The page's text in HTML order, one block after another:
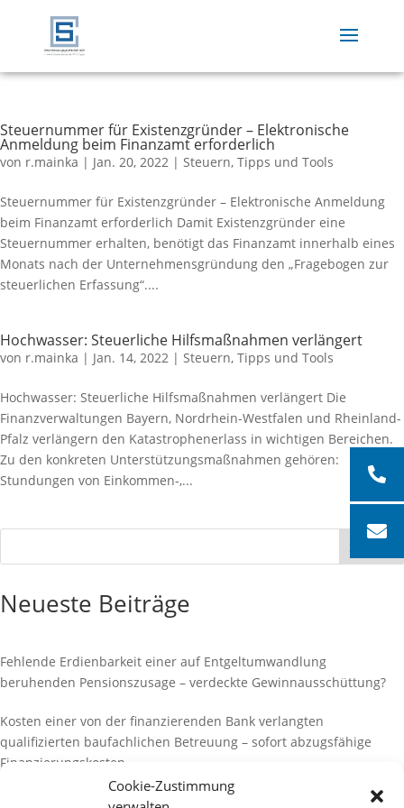
Cookie-Zustimmung
Steuernummer für Existenzgründer – Elektronische
Anmeldung beim Finanzamt erforderlich
von r.mainka | Jan. 20, 2022 | Steuern, Tipps und Tools
Steuernummer für Existenzgründer – Elektronische Anmeldung
beim Finanzamt erforderlich Damit Existenzgründer eine
Steuernummer erhalten, benötigt das Finanzamt innerhalb eines
Monats nach der Unternehmensgründung den „Fragebogen zur
steuerlichen Erfassung“....
Hochwasser: Steuerliche Hilfsmaßnahmen verlängert
von r.mainka | Jan. 14, 2022 | Steuern, Tipps und Tools
Hochwasser: Steuerliche Hilfsmaßnahmen verlängert Die
Finanzverwaltungen Bayern, Nordrhein-Westfalen und Rheinland-
Pfalz verlängern den Katastrophenerlass in wichtigen Bereichen.
Zu den konkreten Unterstützungsmaßnahmen gehören:
Stundungen von Einkommen-,...
Neueste Beiträge
Fehlende Erdienbarkeit einer auf Entgeltumwandlung
beruhenden Pensionszusage – verdeckte Gewinnausschüttung?
Kosten einer von der finanzierenden Bank verlangten
qualifizierten baufachlichen Betreuung – sofort abzugsfähige
Finanzierungskosten
Zahlungen für Sonderwünsche des Käufers einer noch zu